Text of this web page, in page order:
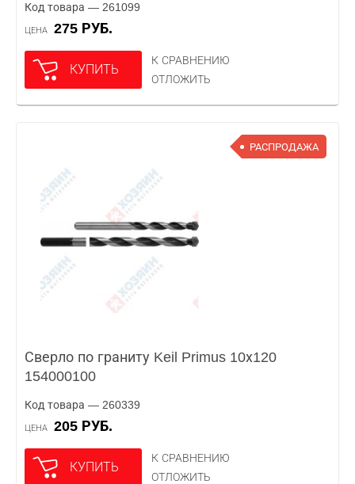
Код товара — 261099
ЦЕНА 275 РУБ.
КУПИТЬ
К СРАВНЕНИЮ
ОТЛОЖИТЬ
РАСПРОДАЖА
Сверло по граниту Keil Primus 10х120
154000100
Код товара — 260339
ЦЕНА 205 РУБ.
КУПИТЬ
К СРАВНЕНИЮ
ОТЛОЖИТЬ